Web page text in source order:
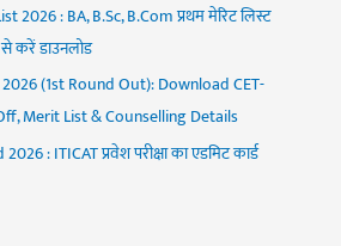
2026 : BA, B.Sc, B.Com प्रथम मेरिट लिस्ट
करें डाउनलोड
(1st Round Out): Download CET-
Merit List & Counselling Details
: ITICAT प्रवेश परीक्षा का एडमिट कार्ड